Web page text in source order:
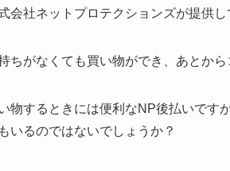
会社ネットプロテクションズが提供
ちがなくても買い物ができ、あとか
物するときには便利なNP後払いです
いるのではないでしょうか？